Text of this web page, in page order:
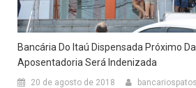
Bancária Do Itaú Dispensada Próximo
Aposentadoria Será Indenizada
20 de agosto de 2018 bancariospatos